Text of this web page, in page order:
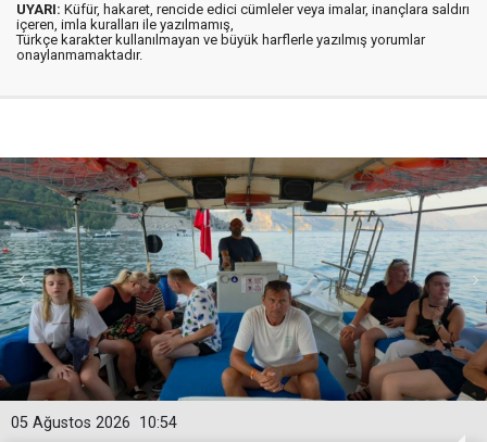
UYARI: Küfür, hakaret, rencide edici cümleler veya imalar, inançlara saldırı
içeren, imla kuralları ile yazılmamış,
Türkçe karakter kullanılmayan ve büyük harflerle yazılmış yorumlar
onaylanmamaktadır.
10:54
05 Ağustos 2026